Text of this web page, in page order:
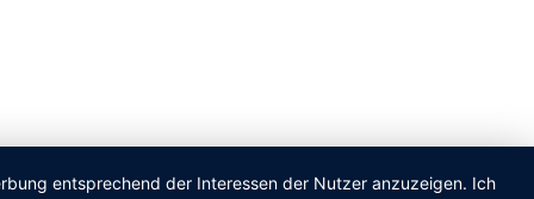
entsprechend der Interessen der Nutzer anzuzeigen. Ich